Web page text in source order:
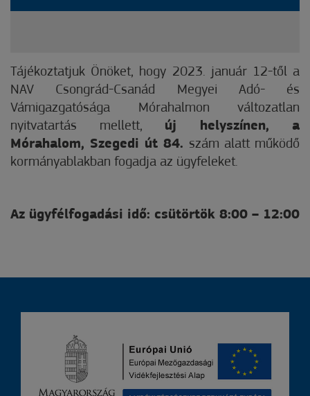
Tájékoztatjuk Önöket, hogy 2023. január 12-től a
NAV Csongrád-Csanád Megyei Adó- és
Vámigazgatósága Mórahalmon változatlan
nyitvatartás mellett, új helyszínen, a
Mórahalom, Szegedi út 84. szám alatt működő
kormányablakban fogadja az ügyfeleket.
Az ügyfélfogadási idő: csütörtök 8:00 – 12:00